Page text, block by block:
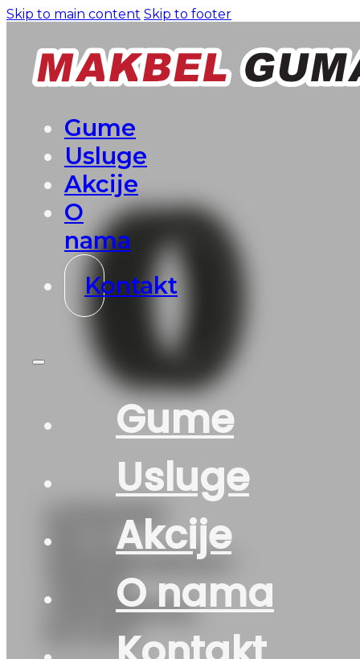
Skip to main content Skip to footer
Gume
Usluge
Akcije
O
nama
Kontakt
Gume
Usluge
Akcije
O nama
G275/45R21
110V XL
WINTERCONTACT
TS870P
CONTINENTAL
M+S EVc